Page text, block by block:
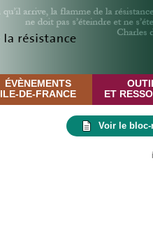
ÉVÈNEMENTS
ILE-DE-FRANCE ET
Voir le bloc-